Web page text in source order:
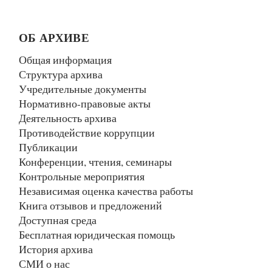
ОБ АРХИВЕ
Общая информация
Структура архива
Учредительные документы
Нормативно-правовые акты
Деятельность архива
Противодействие коррупции
Публикации
Конференции, чтения, семинары
Контрольные мероприятия
Независимая оценка качества работы
Книга отзывов и предложений
Доступная среда
Бесплатная юридическая помощь
История архива
СМИ о нас